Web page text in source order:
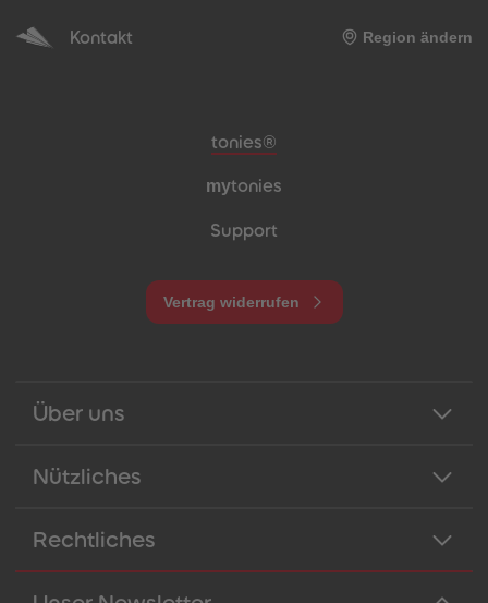
Kontakt Region ändern
Meta-Navigation Footer
tonies®
mytonies
Support
Vertrag widerrufen
Über uns
Nützliches
Rechtliches